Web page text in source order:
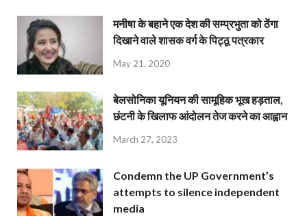
मनीषा के बहाने एक देश की सम्प्रभुता को ठेंगा
दिखाने वाले शासक वर्ग के पिट्ठू पत्रकार
May 21, 2020
बेलसोनिका यूनियन की सामूहिक भूख हड़ताल,
छंटनी के खिलाफ आंदोलन तेज करने का आह्वान
March 27, 2023
Condemn the UP Government’s
attempts to silence independent
media